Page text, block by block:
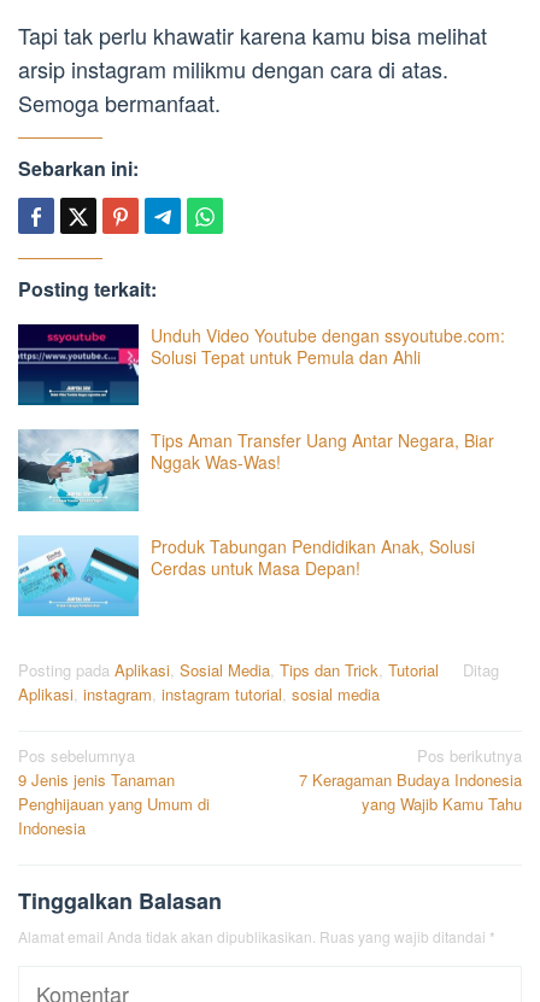
Tapi tak perlu khawatir karena kamu bisa melihat
arsip instagram milikmu dengan cara di atas.
Semoga bermanfaat.
Sebarkan ini:
Posting terkait:
Unduh Video Youtube dengan ssyoutube.com:
Solusi Tepat untuk Pemula dan Ahli
Tips Aman Transfer Uang Antar Negara, Biar
Nggak Was-Was!
Produk Tabungan Pendidikan Anak, Solusi
Cerdas untuk Masa Depan!
Posting pada Aplikasi, Sosial Media, Tips dan Trick, Tutorial
Ditag
Aplikasi, instagram, instagram tutorial, sosial media
Navigasi
pos
Pos sebelumnya
9 Jenis jenis Tanaman
Penghijauan yang Umum di
Indonesia
Pos berikutnya
7 Keragaman Budaya Indonesia
yang Wajib Kamu Tahu
Tinggalkan Balasan
Alamat email Anda tidak akan dipublikasikan. Ruas yang wajib ditandai *